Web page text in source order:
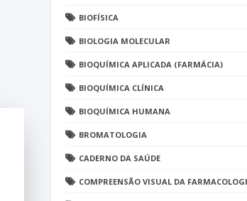
BIOFÍSICA
BIOLOGIA MOLECULAR
BIOQUÍMICA APLICADA (FARMÁCIA)
BIOQUÍMICA CLÍNICA
BIOQUÍMICA HUMANA
BROMATOLOGIA
CADERNO DA SAÚDE
COMPREENSÃO VISUAL DA